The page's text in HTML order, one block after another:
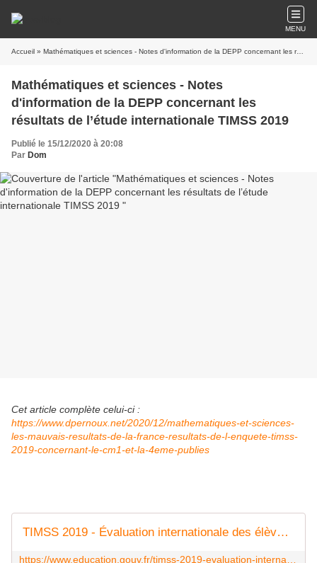
MENU
Accueil » Mathématiques et sciences - Notes d'information de la DEPP concernant les résultats de l’étude internationale TIMSS 2019
Mathématiques et sciences - Notes
d'information de la DEPP concernant les
résultats de l’étude internationale TIMSS 2019
Publié le 15/12/2020 à 20:08
Par Dom
Cet article complète celui-ci :
https://www.dpernoux.net/2020/12/mathematiques-et-sciences-
les-mauvais-resultats-de-la-france-resultats-de-l-enquete-timss-
2019-concernant-le-cm1-et-la-4eme-publies
TIMSS 2019 - Évaluation internationale des élèves de CM1 en mathématiques et en sciences : les résultats de la France toujours en retrait